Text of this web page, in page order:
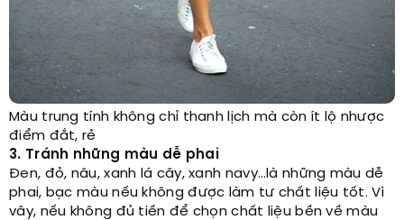
Màu trung tính không chỉ thanh lịch mà còn ít lộ nhược
điểm đắt, rẻ
3. Tránh những màu dễ phai
Đen, đỏ, nâu, xanh lá cây, xanh navy…là những màu dễ
phai, bạc màu nếu không được làm tư chất liệu tốt. Vì
vây, nếu không đủ tiền để chọn chất liệu bền về màu